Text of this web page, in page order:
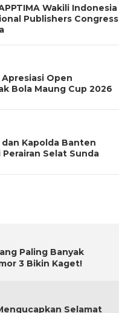
Wakili Indonesia
Publishers Congress
Open
Bola Maung Cup 2026
Kapolda Banten
Selat Sunda
Paling Banyak
3 Bikin Kaget!
Selamat